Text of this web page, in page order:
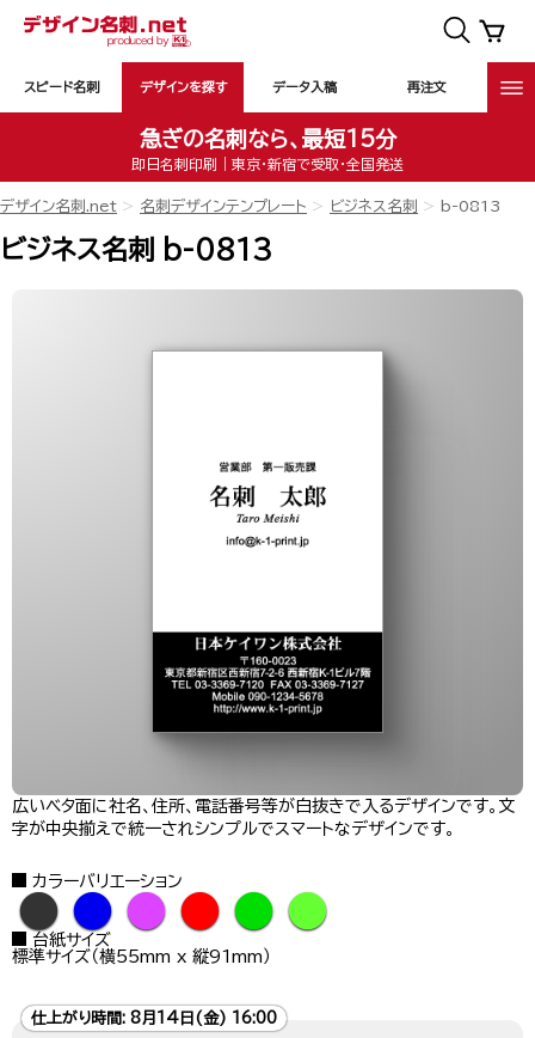
スピード名刺 デザインを探す データ入稿 再注文
急ぎの名刺なら、最短15分
即日名刺印刷｜東京・新宿で受取・全国発送
デザイン名刺.net 名刺デザインテンプレート ビジネス名刺 b-0813
ビジネス名刺 b-0813
広いベタ面に社名、住所、電話番号等が白抜きで入るデザインです。文
字が中央揃えで統一されシンプルでスマートなデザインです。
カラーバリエーション
● ● ● ● ● ●
台紙サイズ
標準サイズ（横55mm x 縦91mm）
仕上がり時間: 8月14日(金) 16:00